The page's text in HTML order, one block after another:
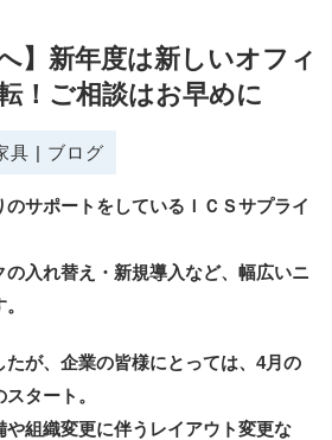
】新年度は新しいオフィ
！ご相談はお早めに
具 | ブログ
サポートをしているＩＣＳサプライ
入れ替え・新規導入など、幅広いニ
が、企業の皆様にとっては、4月の
タート。
や組織変更に伴うレイアウト変更な